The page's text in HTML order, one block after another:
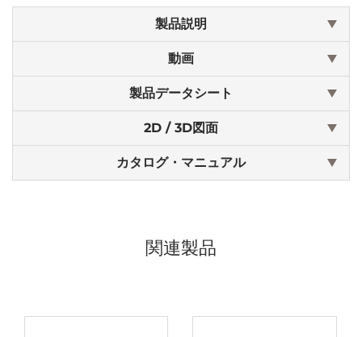
製品説明
動画
製品データシート
2D / 3D図面
カタログ・マニュアル
関連製品